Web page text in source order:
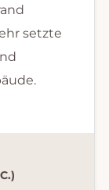
setzte